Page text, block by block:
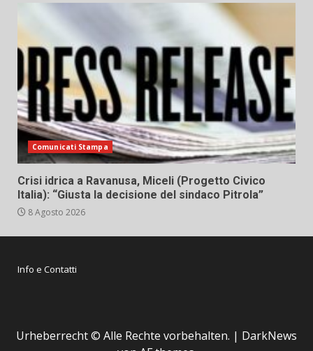
Comunicati Stampa
Crisi idrica a Ravanusa, Miceli (Progetto Civico
Italia): “Giusta la decisione del sindaco Pitrola”
8 Agosto 2026
Info e Contatti
Urheberrecht © Alle Rechte vorbehalten. | DarkNews